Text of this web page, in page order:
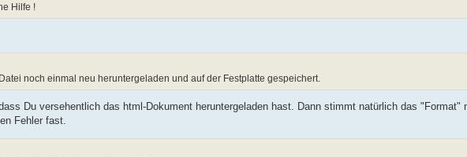
Hilfe !
noch einmal neu heruntergeladen und auf der Festplatte gespeichert.
Du versehentlich das html-Dokument heruntergeladen hast. Dann stimmt natürlich das "Format"
Fehler fast.